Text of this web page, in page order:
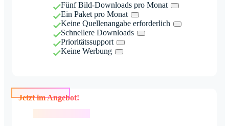
Fünf Bild-Downloads pro Monat
Ein Paket pro Monat
Keine Quellenangabe erforderlich
Schnellere Downloads
Prioritätssupport
Keine Werbung
Jetzt im Angebot!